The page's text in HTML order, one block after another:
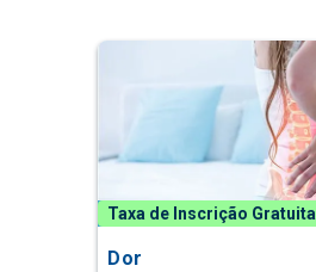
Taxa de Inscrição Gratuita
Dor